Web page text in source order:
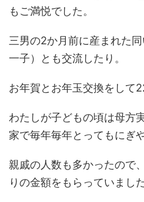
もご満悦でした。
三男の2か月前に産まれた
一子）とも交流したり。
お年賀とお年玉交換をして
わたしが子どもの頃は母方
家で毎年毎年とってもにぎ
親戚の人数も多かったので
りの金額をもらっていました